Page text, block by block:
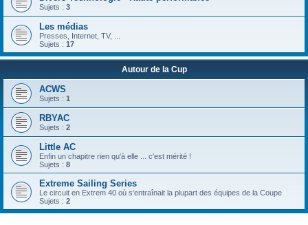
Sujets : 3
Les médias
Presses, Internet, TV, ...
Sujets : 17
Autour de la Cup
ACWS
Sujets : 1
RBYAC
Sujets : 2
Little AC
Enfin un chapitre rien qu'à elle ... c'est mérité !
Sujets : 8
Extreme Sailing Series
Le circuit en Extrem 40 où s'entraînait la plupart des équipes de la Coupe
Sujets : 2